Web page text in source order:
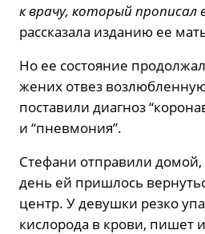
к врачу, который прописал
рассказала изданию ее
Но ее состояние
жених отвез
поставили диагноз
и “пневмония”.
Стефани отправили
день ей пришлось
центр. У девушки резко
кислорода в крови, пишет